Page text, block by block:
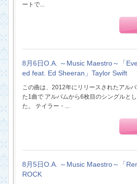
ートで...
8月6日O.A. ～Music Maestro～「
ed feat. Ed Sheeran」Taylor Swift
この曲は、2012年にリリースされたアル
た1曲で アルバムから6枚目のシングルと
た。 テイラー・...
8月5日O.A. ～Music Maestro～「
ROCK